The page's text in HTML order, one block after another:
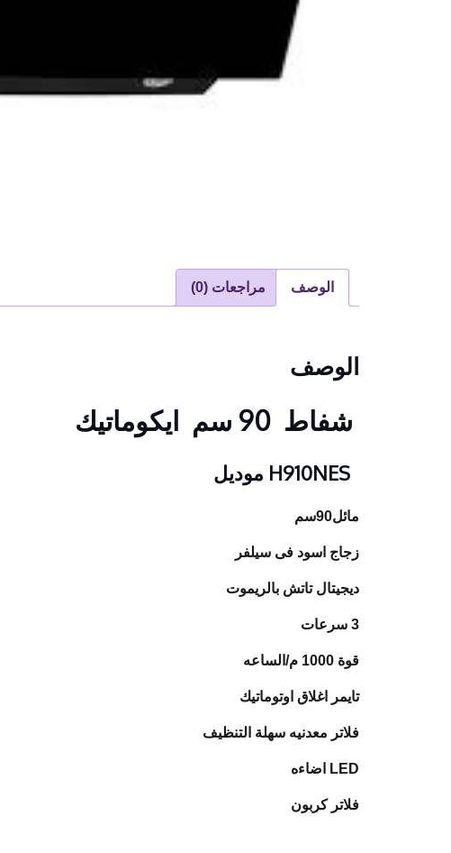
الوصف مراجعات (0)
الوصف
شفاط 90 سم ايكوماتيك
مائل90سم
زجاج اسود فى سيلفر
ديجيتال تاتش بالريموت
3 سرعات
قوة 1000 م/الساعه
تايمر اغلاق اوتوماتيك
فلاتر معدنيه سهلة التنظيف
LED اضاءه
فلاتر كربون